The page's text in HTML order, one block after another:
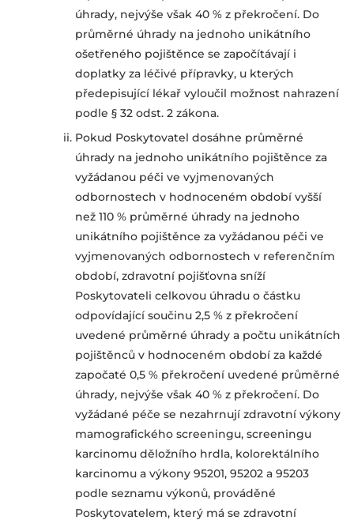
úhrady, nejvýše však 40 % z překročení. Do
průměrné úhrady na jednoho unikátního
ošetřeného pojištěnce se započítávají i
doplatky za léčivé přípravky, u kterých
předepisující lékař vyloučil možnost nahrazení
podle § 32 odst. 2 zákona.
Pokud Poskytovatel dosáhne průměrné
úhrady na jednoho unikátního pojištěnce za
vyžádanou péči ve vyjmenovaných
odbornostech v hodnoceném období vyšší
než 110 % průměrné úhrady na jednoho
unikátního pojištěnce za vyžádanou péči ve
vyjmenovaných odbornostech v referenčním
období, zdravotní pojišťovna sníží
Poskytovateli celkovou úhradu o částku
odpovídající součinu 2,5 % z překročení
uvedené průměrné úhrady a počtu unikátních
pojištěnců v hodnoceném období za každé
započaté 0,5 % překročení uvedené průměrné
úhrady, nejvýše však 40 % z překročení. Do
vyžádané péče se nezahrnují zdravotní výkony
mamografického screeningu, screeningu
karcinomu děložního hrdla, kolorektálního
karcinomu a výkony 95201, 95202 a 95203
podle seznamu výkonů, prováděné
Poskytovatelem, který má se zdravotní